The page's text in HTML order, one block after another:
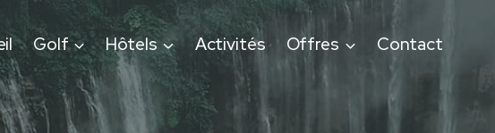
Golf Hôtels Activités Offres Contact